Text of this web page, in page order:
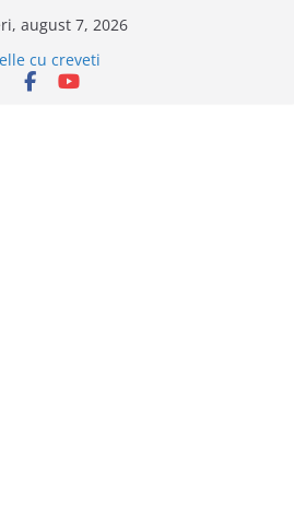
august 7, 2026
cu creveti
cu cirese